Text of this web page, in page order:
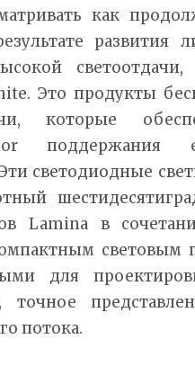
как
развития
Это продукты
которые
поддержания
светодиодные
Lamina в
световым
для
точное
потока.